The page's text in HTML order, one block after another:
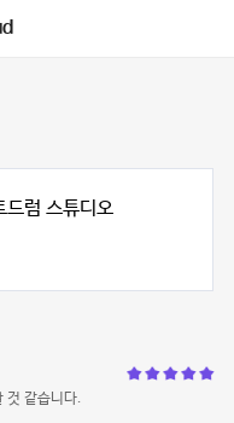
드럼 스튜디오
것 같습니다.